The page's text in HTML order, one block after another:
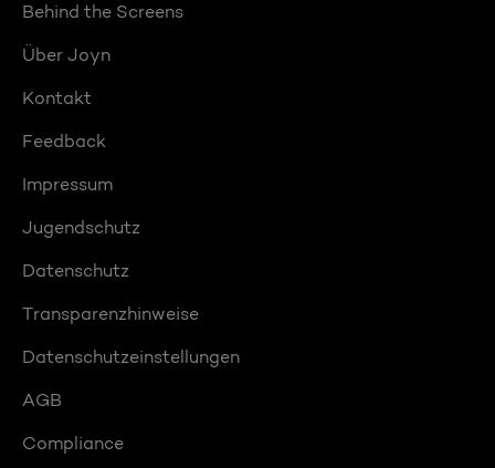
Behind the Screens
Über Joyn
Kontakt
Feedback
Impressum
Jugendschutz
Datenschutz
Transparenzhinweise
Datenschutzeinstellungen
AGB
Compliance